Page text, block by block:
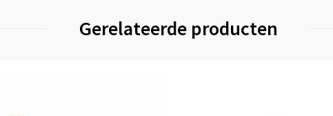
Gerelateerde producten